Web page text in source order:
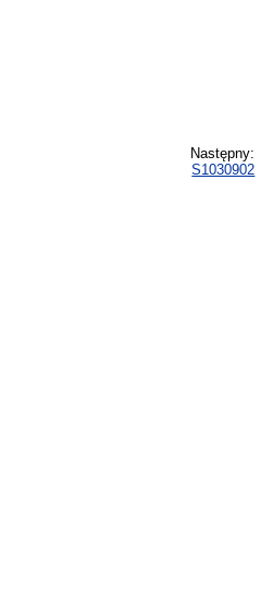
Następny:
S1030902